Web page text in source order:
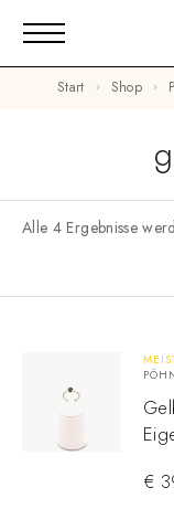
Start Shop
Alle 4 Ergebnisse
€